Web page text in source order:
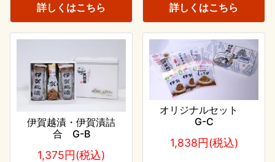
詳しくはこちら 詳しくはこちら
伊賀越漬・伊賀漬詰
合 G-B
1,375円(税込)
オリジナルセット
G-C
1,838円(税込)